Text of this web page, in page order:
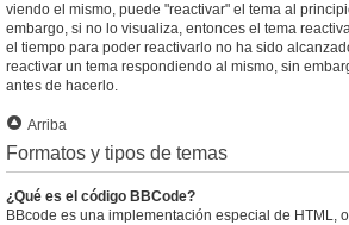
viendo el mismo, puede "reactivar" el tema al
embargo, si no lo visualiza, entonces el tema
el tiempo para poder reactivarlo no ha sido
reactivar un tema respondiendo al mismo, sin
antes de hacerlo.
Arriba
Formatos y tipos de temas
¿Qué es el código BBCode?
BBcode es una implementación especial de HTML,